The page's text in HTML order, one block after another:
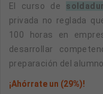
El curso de
privada no reglada
100 horas en
desarrollar
preparación del
¡Ahórrate un (29%)!